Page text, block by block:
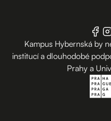
Kampus Hybernská by
institucí a dlouhodobé
Prahy a